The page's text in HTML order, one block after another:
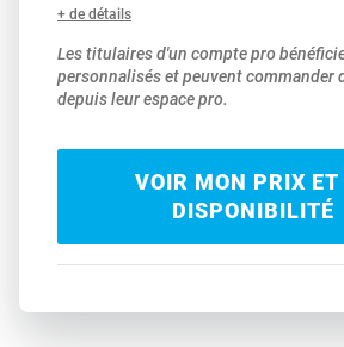
+ de détails
Les titulaires d'un compte pro
personnalisés et peuvent commander
depuis leur espace pro.
VOIR MON PRIX ET
DISPONIBILITÉ